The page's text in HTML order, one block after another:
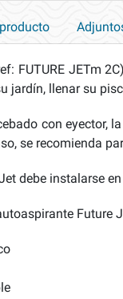
FUTURE JETm
jardín, llenar su
con eyector,
se recomienda
debe instalarse
Future